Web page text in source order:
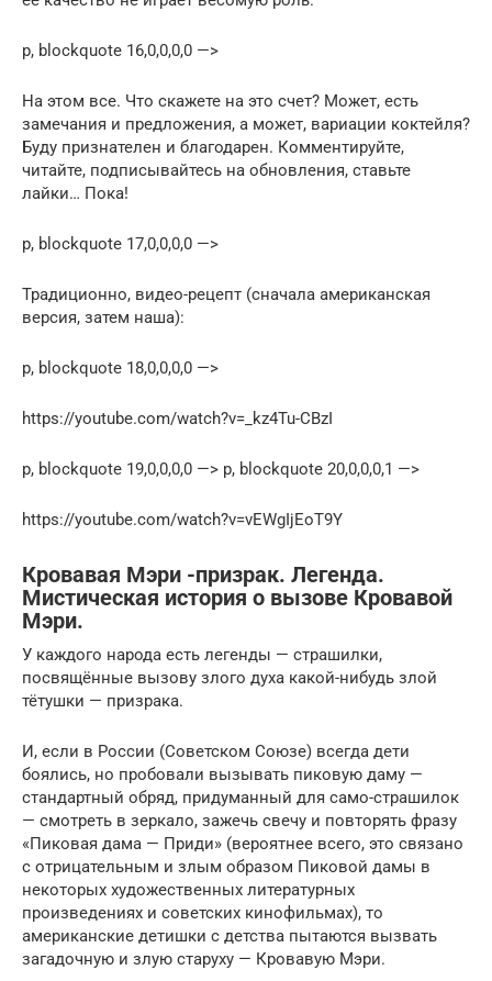
p, blockquote 16,0,0,0,0 —>
На этом все. Что скажете на это счет? Может, есть
замечания и предложения, а может, вариации коктейля?
Буду признателен и благодарен. Комментируйте,
читайте, подписывайтесь на обновления, ставьте
лайки… Пока!
p, blockquote 17,0,0,0,0 —>
Традиционно, видео-рецепт (сначала американская
версия, затем наша):
p, blockquote 18,0,0,0,0 —>
https://youtube.com/watch?v=_kz4Tu-CBzI
p, blockquote 19,0,0,0,0 —> p, blockquote 20,0,0,0,1 —>
https://youtube.com/watch?v=vEWgIjEoT9Y
Кровавая Мэри -призрак. Легенда.
Мистическая история о вызове Кровавой
Мэри.
У каждого народа есть легенды — страшилки,
посвящённые вызову злого духа какой-нибудь злой
тётушки — призрака.
И, если в России (Советском Союзе) всегда дети
боялись, но пробовали вызывать пиковую даму —
стандартный обряд, придуманный для само-страшилок
— смотреть в зеркало, зажечь свечу и повторять фразу
«Пиковая дама — Приди» (вероятнее всего, это связано
с отрицательным и злым образом Пиковой дамы в
некоторых художественных литературных
произведениях и советских кинофильмах), то
американские детишки с детства пытаются вызвать
загадочную и злую старуху — Кровавую Мэри.